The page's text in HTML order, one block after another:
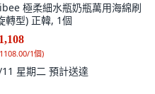
極柔細水瓶奶瓶萬用海綿刷
轉型) 正韓, 1個
1個)
星期二 預計送達